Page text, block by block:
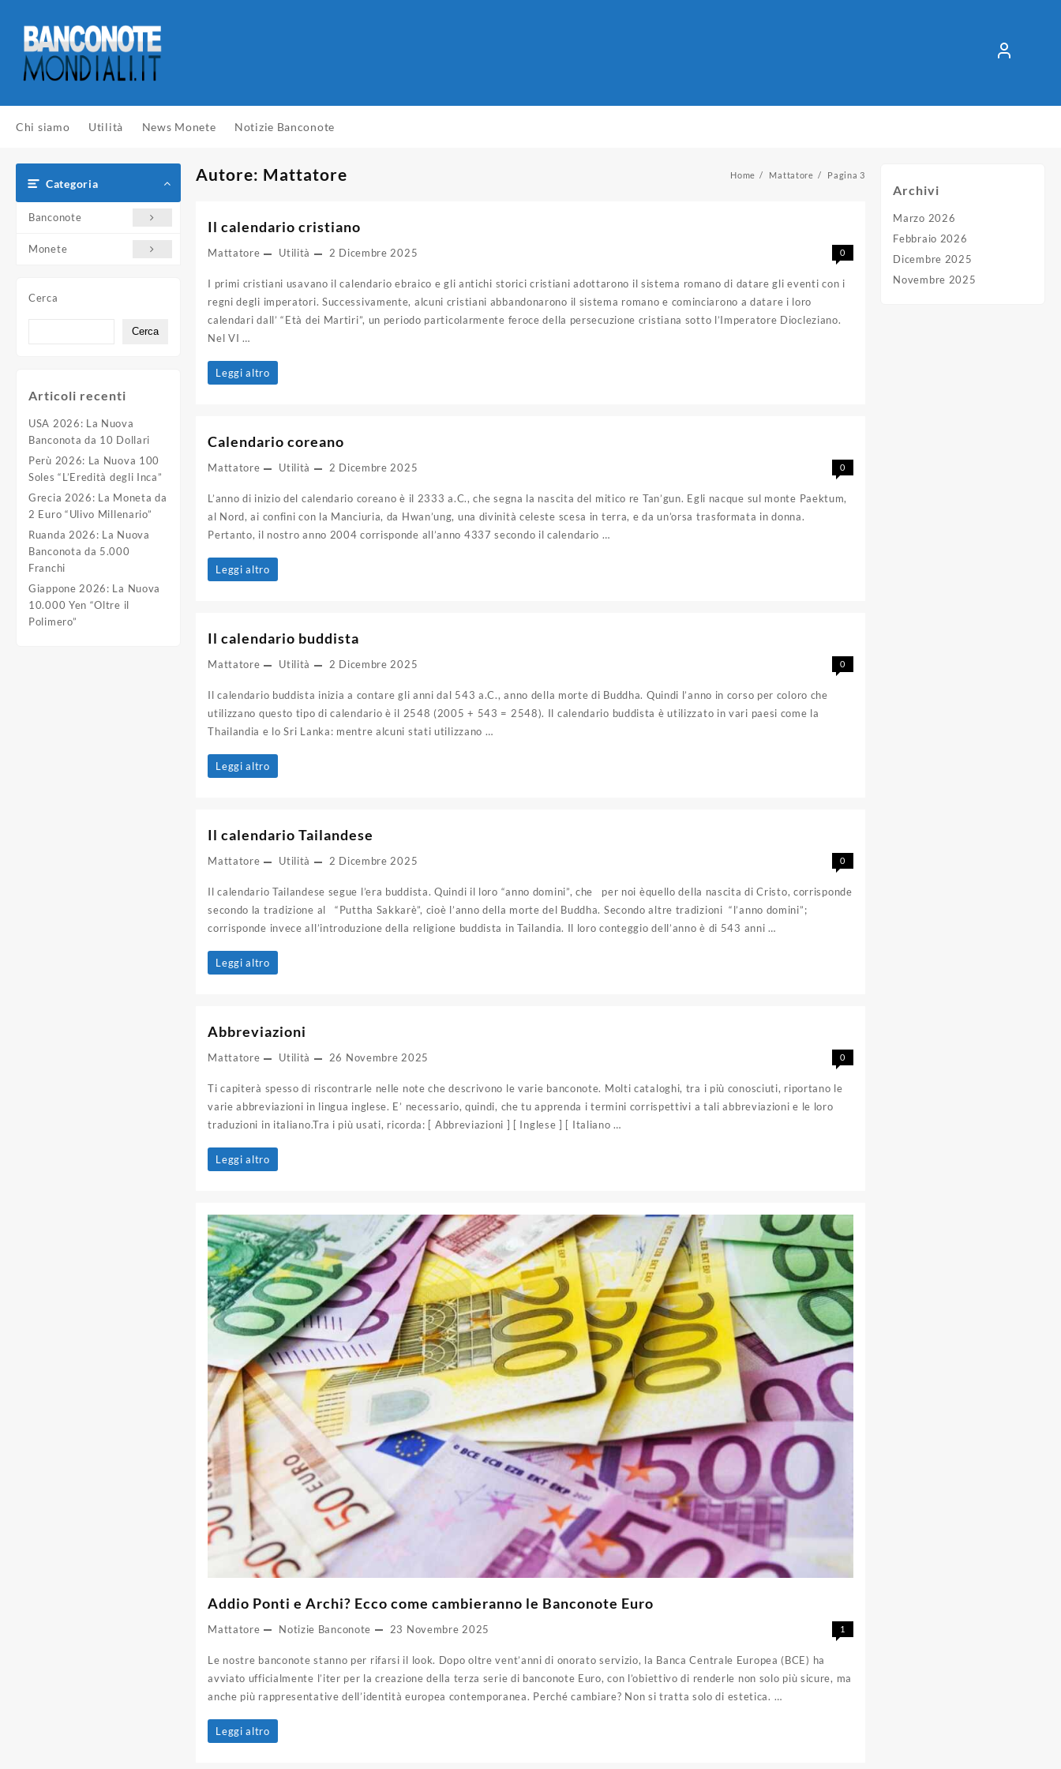
contenuto
Chi siamo Utilità News Monete Notizie Banconote
Categoria
Banconote
Monete
Cerca
Cerca
Articoli recenti
USA 2026: La Nuova
Banconota da 10 Dollari
Perù 2026: La Nuova 100
Soles “L’Eredità degli Inca”
Grecia 2026: La Moneta da
2 Euro “Ulivo Millenario”
Ruanda 2026: La Nuova
Banconota da 5.000
Franchi
Giappone 2026: La Nuova
10.000 Yen “Oltre il
Polimero”
Autore: Mattatore Home Mattatore Pagina 3
Il calendario cristiano
Mattatore Utilità 2 Dicembre 2025 0
I primi cristiani usavano il calendario ebraico e gli antichi storici cristiani adottarono il sistema romano di datare gli eventi con i
regni degli imperatori. Successivamente, alcuni cristiani abbandonarono il sistema romano e cominciarono a datare i loro
calendari dall’ “Età dei Martiri”, un periodo particolarmente feroce della persecuzione cristiana sotto l’Imperatore Diocleziano.
Nel VI …
IlLeggi altro
Calendario coreano
Mattatore Utilità 2 Dicembre 2025 0
L’anno di inizio del calendario coreano è il 2333 a.C., che segna la nascita del mitico re Tan’gun. Egli nacque sul monte Paektum,
al Nord, ai confini con la Manciuria, da Hwan’ung, una divinità celeste scesa in terra, e da un’orsa trasformata in donna.
Pertanto, il nostro anno 2004 corrisponde all’anno 4337 secondo il calendario …
Calendario
Leggi altro
Il calendario buddista
Mattatore Utilità 2 Dicembre 2025 0
Il calendario buddista inizia a contare gli anni dal 543 a.C., anno della morte di Buddha. Quindi l’anno in corso per coloro che
utilizzano questo tipo di calendario è il 2548 (2005 + 543 = 2548). Il calendario buddista è utilizzato in vari paesi come la
Thailandia e lo Sri Lanka: mentre alcuni stati utilizzano …
IlLeggi altro
Il calendario Tailandese
Mattatore Utilità 2 Dicembre 2025 0
Il calendario Tailandese segue l’era buddista. Quindi il loro “anno domini”, che per noi èquello della nascita di Cristo, corrisponde
secondo la tradizione al “Puttha Sakkarè”, cioè l’anno della morte del Buddha. Secondo altre tradizioni “l’anno domini”;
corrisponde invece all’introduzione della religione buddista in Tailandia. Il loro conteggio dell’anno è di 543 anni …
IlLeggi altro
Abbreviazioni
Mattatore Utilità 26 Novembre 2025 0
Ti capiterà spesso di riscontrarle nelle note che descrivono le varie banconote. Molti cataloghi, tra i più conosciuti, riportano le
varie abbreviazioni in lingua inglese. E’ necessario, quindi, che tu apprenda i termini corrispettivi a tali abbreviazioni e le loro
traduzioni in italiano.Tra i più usati, ricorda: [ Abbreviazioni ] [ Inglese ] [ Italiano …
Abbreviazioni
Leggi altro
Addio Ponti e Archi? Ecco come cambieranno le Banconote Euro
Mattatore Notizie Banconote 23 Novembre 2025 1
Le nostre banconote stanno per rifarsi il look. Dopo oltre vent’anni di onorato servizio, la Banca Centrale Europea (BCE) ha
avviato ufficialmente l’iter per la creazione della terza serie di banconote Euro, con l’obiettivo di renderle non solo più sicure, ma
anche più rappresentative dell’identità europea contemporanea. Perché cambiare? Non si tratta solo di estetica. …
Addio
Leggi altro
Archivi
Marzo 2026
Febbraio 2026
Dicembre 2025
Novembre 2025